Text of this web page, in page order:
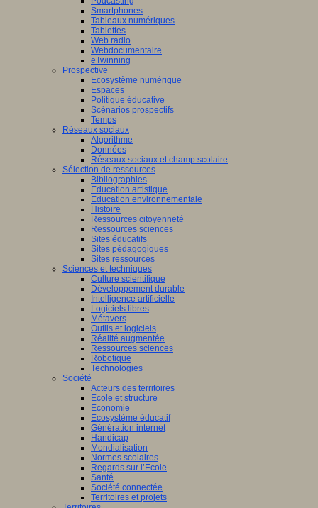
Smartphones
Tableaux numériques
Tablettes
Web radio
Webdocumentaire
eTwinning
Prospective
Ecosystème numérique
Espaces
Politique éducative
Scénarios prospectifs
Temps
Réseaux sociaux
Algorithme
Données
Réseaux sociaux et champ scolaire
Sélection de ressources
Bibliographies
Education artistique
Education environnementale
Histoire
Ressources citoyenneté
Ressources sciences
Sites éducatifs
Sites pédagogiques
Sites ressources
Sciences et techniques
Culture scientifique
Développement durable
Intelligence artificielle
Logiciels libres
Métavers
Outils et logiciels
Réalité augmentée
Ressources sciences
Robotique
Technologies
Société
Acteurs des territoires
Ecole et structure
Economie
Ecosystème éducatif
Génération internet
Handicap
Mondialisation
Normes scolaires
Regards sur l’Ecole
Santé
Société connectée
Territoires et projets